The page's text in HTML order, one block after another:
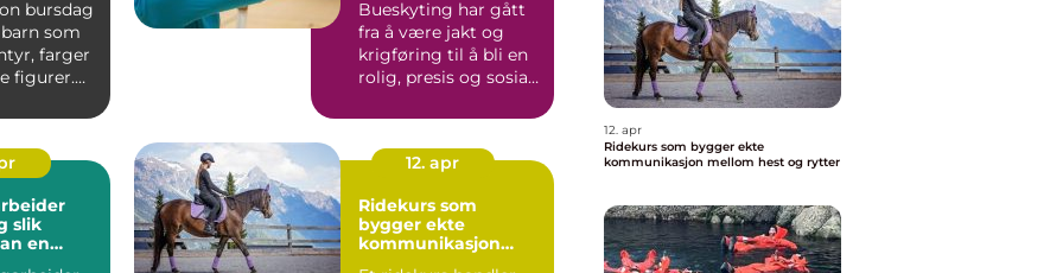
bursdag
som
farger
figurer.
Bueskyting har gått
fra å være jakt og
krigføring til å bli en
rolig, presis og sosial
en
12. apr
Ridekurs som
bygger ekte
kommunikasjon
12. apr
Ridekurs som bygger ekte
kommunikasjon mellom hest og rytter